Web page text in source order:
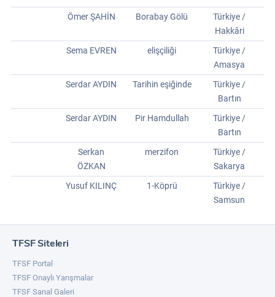
Ömer ŞAHİN
Borabay Gölü
Türkiye /
Hakkâri
Sema EVREN
elişçiliği
Türkiye /
Amasya
Serdar AYDIN
Tarihin eşiğinde
Türkiye /
Bartın
Serdar AYDIN
Pir Hamdullah
Türkiye /
Bartın
Serkan
ÖZKAN
merzifon
Türkiye /
Sakarya
Yusuf KILINÇ
1-Köprü
Türkiye /
Samsun
TFSF Siteleri
TFSF Portal
TFSF Onaylı Yarışmalar
TFSF Sanal Galeri